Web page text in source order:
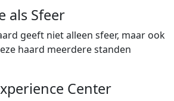
als Sfeer
geeft niet alleen sfeer, maar ook
haard meerdere standen
Center